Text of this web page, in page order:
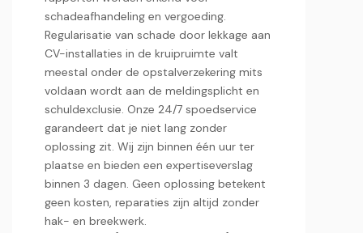
schadeafhandeling en vergoeding.​
Regularisatie van schade door lekkage aan
CV-installaties in de kruipruimte valt
meestal onder de opstalverzekering mits
voldaan wordt aan de meldingsplicht en
schuldexclusie.​ Onze 24/7 spoedservice
garandeert dat je niet lang zonder
oplossing zit.​ Wij zijn binnen één uur ter
plaatse en bieden een expertiseverslag
binnen 3 dagen.​ Geen oplossing betekent
geen kosten, reparaties zijn altijd zonder
hak- en breekwerk.​